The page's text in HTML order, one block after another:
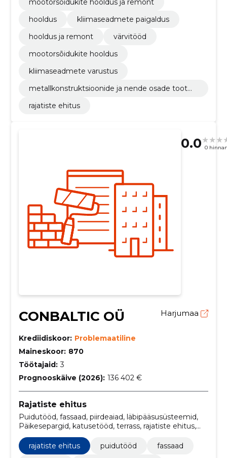
mootorsõidukite hooldus ja remont
hooldus
kliimaseadmete paigaldus
hooldus ja remont
värvitööd
mootorsõidukite hooldus
kliimaseadmete varustus
metallkonstruktsioonide ja nende osade tootmi
rajatiste ehitus
0.0 0
CONBALTIC OÜ Harjumaa
Krediidiskoor: Problemaatiline
Maineskoor: 870
Töötajaid: 3
Prognooskäive (2026): 136 402 €
Rajatiste ehitus
Puidutööd, fassaad, piirdeaiad, läbipääsusüsteemid,
Päikesepargid, katusetööd, terrass, rajatiste ehitus,
Katuse ehitus
rajatiste ehitus
puidutööd
fassaad